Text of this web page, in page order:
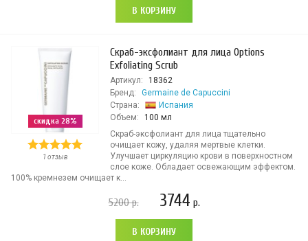
В КОРЗИНУ
скидка 28%
1 отзыв
Скраб-эксфолиант для лица Options
Exfoliating Scrub
Артикул:
18362
Бренд:
Germaine de Capuccini
Страна:
Испания
Объем:
100 мл
Скраб-эксфолиант для лица тщательно
очищает кожу, удаляя мертвые клетки.
Улучшает циркуляцию крови в поверхностном
слое коже. Обладает освежающим эффектом.
100% кремнезем очищает к...
5200р. 3744 р.
В КОРЗИНУ